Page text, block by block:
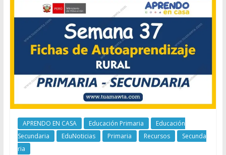
APRENDO EN CASA Educación Primaria
Educación
Secundaria
EduNoticias Primaria Recursos
Secunda
ria